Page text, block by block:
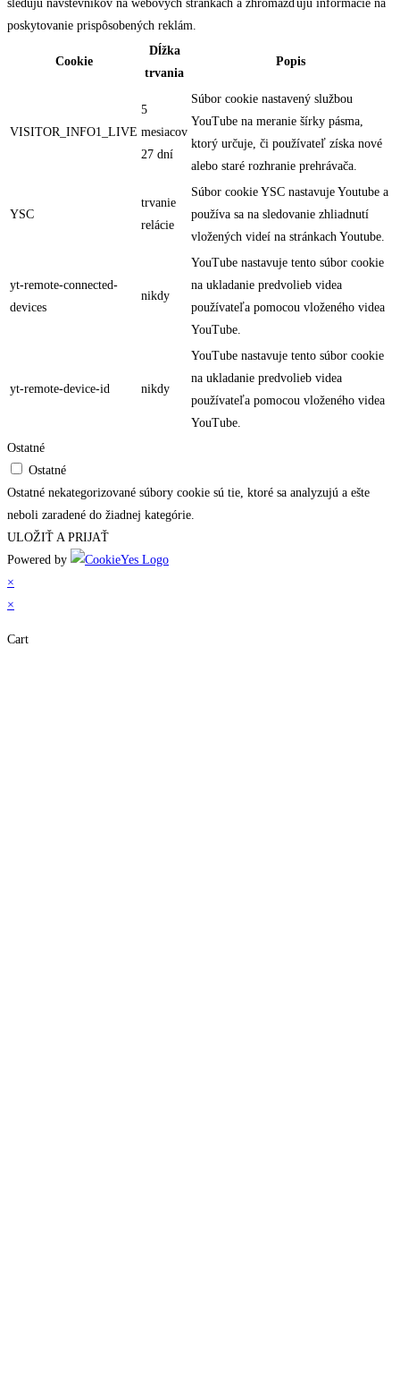
sledujú návštevníkov na webových stránkach a zhromažďujú informácie na
poskytovanie prispôsobených reklám.
Cookie
Dĺžka
trvania
Popis
VISITOR_INFO1_LIVE
5
mesiacov
27 dní
Súbor cookie nastavený službou
YouTube na meranie šírky pásma,
ktorý určuje, či používateľ získa nové
alebo staré rozhranie prehrávača.
YSC
trvanie
relácie
Súbor cookie YSC nastavuje Youtube a
používa sa na sledovanie zhliadnutí
vložených videí na stránkach Youtube.
yt-remote-connected-
devices
nikdy
YouTube nastavuje tento súbor cookie
na ukladanie predvolieb videa
používateľa pomocou vloženého videa
YouTube.
yt-remote-device-id nikdy
YouTube nastavuje tento súbor cookie
na ukladanie predvolieb videa
používateľa pomocou vloženého videa
YouTube.
Ostatné
Ostatné
Ostatné nekategorizované súbory cookie sú tie, ktoré sa analyzujú a ešte
neboli zaradené do žiadnej kategórie.
ULOŽIŤ A PRIJAŤ
Powered by
×
×
Cart